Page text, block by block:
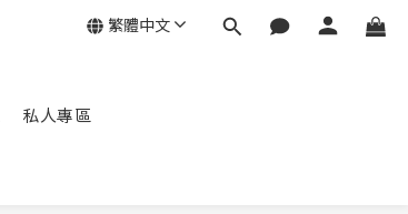
私人專區
繁體中文